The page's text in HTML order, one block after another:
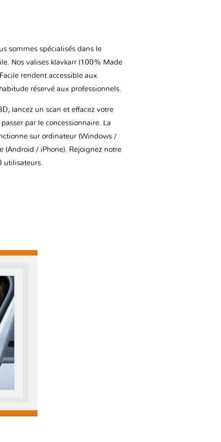
sommes spécialisés dans le
Nos valises klavkarr (100% Made
rendent accessible aux
réservé aux professionnels.
lancez un scan et effacez votre
par le concessionnaire. La
sur ordinateur (Windows /
(Android / iPhone). Rejoignez notre
utilisateurs.